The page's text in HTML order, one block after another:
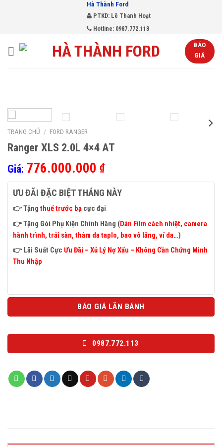
Hà Thành Ford
PTKD: Lê Thanh Hoạt
Hotline: 0987.772.113
BÁO
GIÁ
TRANG CHỦ / FORD RANGER
Ranger XLS 2.0L 4×4 AT
Giá: 776.000.000 ₫
ƯU ĐÃI ĐẶC BIỆT THÁNG NÀY
👉 Tặng thuế trước bạ cực đại
👉 Tặng Gói Phụ Kiện Chính Hãng (Dán Film cách nhiệt, camera
hành trình, trải sàn, thảm da taplo, bao vô lăng, ví da…)
👉Lãi Suất Cực Ưu Đãi – Xủ Lý Nợ Xấu – Không Cần Chứng Minh
Thu Nhập
BÁO GIÁ LĂN BÁNH
0987.772.113